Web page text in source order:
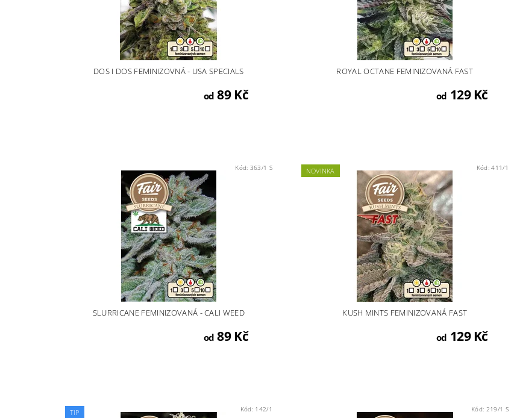
DOS I DOS FEMINIZOVNÁ - USA SPECIALS
od 89 Kč
ROYAL OCTANE FEMINIZOVANÁ FAST
od 129 Kč
Kód: 363/1 S
SLURRICANE FEMINIZOVANÁ - CALI WEED
od 89 Kč
NOVINKA Kód:411/1
KUSH MINTS FEMINIZOVANÁ FAST
od 129 Kč
TIP Kód: 142/1 Kód: 219/1 S